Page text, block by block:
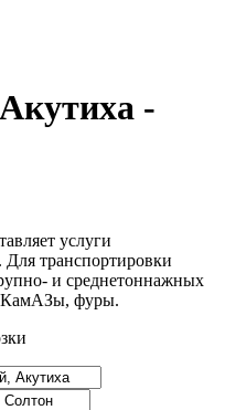
-
услуги
. Для транспортировки
и среднетоннажных
КамАЗы, фуры.